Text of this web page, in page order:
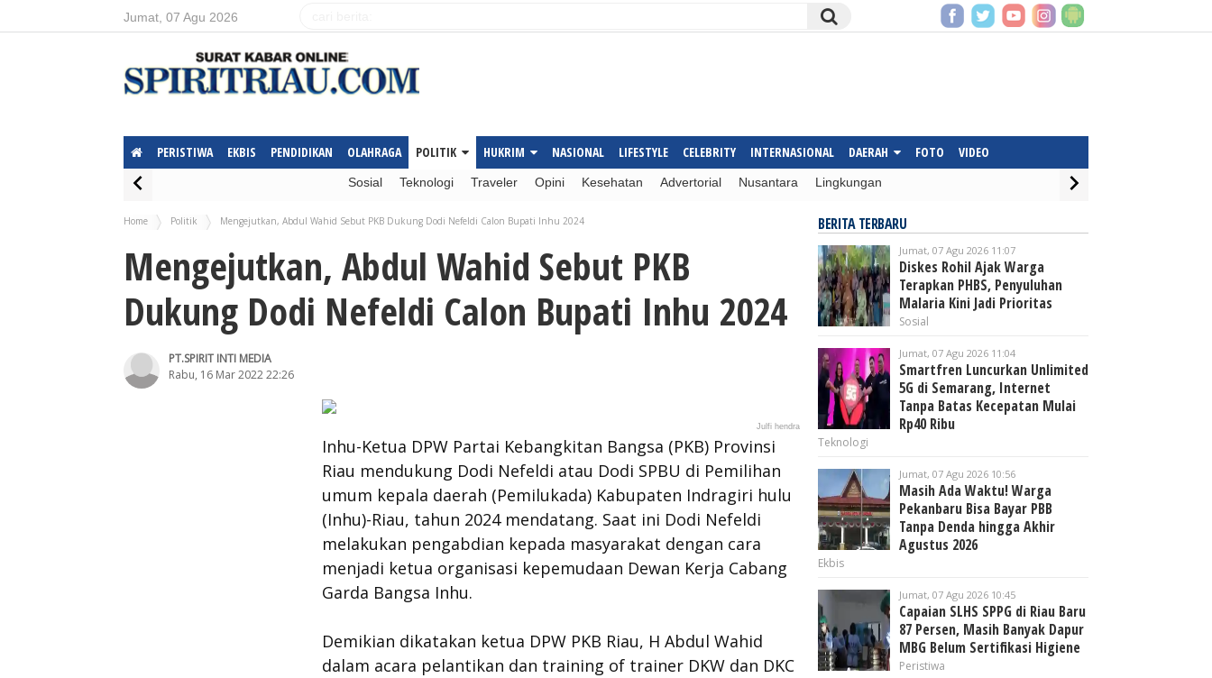
Jumat, 07 Agu 2026
PERISTIWA EKBIS PENDIDIKAN OLAHRAGA POLITIK HUKRIM NASIONAL LIFESTYLE CELEBRITY INTERNASIONAL DAERAH FOTO VIDEO
Sosial Teknologi Traveler Opini Kesehatan Advertorial Nusantara Lingkungan
Home Politik Mengejutkan, Abdul Wahid Sebut PKB Dukung Dodi Nefeldi Calon Bupati Inhu 2024
Mengejutkan, Abdul Wahid Sebut PKB
Dukung Dodi Nefeldi Calon Bupati Inhu 2024
PT.SPIRIT INTI MEDIA
Rabu, 16 Mar 2022 22:26
Julfi hendra
Inhu-Ketua DPW Partai Kebangkitan Bangsa (PKB) Provinsi
Riau mendukung Dodi Nefeldi atau Dodi SPBU di Pemilihan
umum kepala daerah (Pemilukada) Kabupaten Indragiri hulu
(Inhu)-Riau, tahun 2024 mendatang. Saat ini Dodi Nefeldi
melakukan pengabdian kepada masyarakat dengan cara
menjadi ketua organisasi kepemudaan Dewan Kerja Cabang
Garda Bangsa Inhu.
Demikian dikatakan ketua DPW PKB Riau, H Abdul Wahid
dalam acara pelantikan dan training of trainer DKW dan DKC
BERITA TERBARU
Jumat, 07 Agu 2026 11:07
Diskes Rohil Ajak Warga
Terapkan PHBS, Penyuluhan
Malaria Kini Jadi Prioritas
Sosial
Jumat, 07 Agu 2026 11:04
Smartfren Luncurkan Unlimited
5G di Semarang, Internet
Tanpa Batas Kecepatan Mulai
Rp40 Ribu
Teknologi
Jumat, 07 Agu 2026 10:56
Masih Ada Waktu! Warga
Pekanbaru Bisa Bayar PBB
Tanpa Denda hingga Akhir
Agustus 2026
Ekbis
Jumat, 07 Agu 2026 10:45
Capaian SLHS SPPG di Riau Baru
87 Persen, Masih Banyak Dapur
MBG Belum Sertifikasi Higiene
Peristiwa